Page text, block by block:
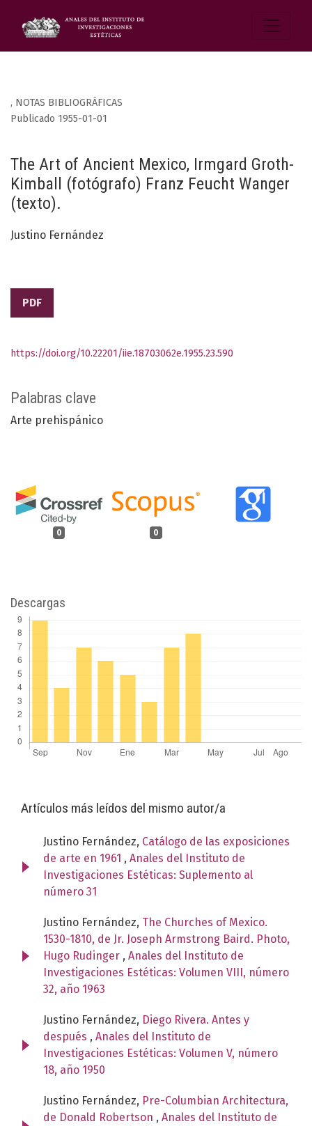
, NOTAS BIBLIOGRÁFICAS
The Art of Ancient Mexico, Irmgard Groth-
Kimball (fotógrafo) Franz Feucht Wanger
(texto).
Publicado 1955-01-01
Justino Fernández
PDF
Palabras clave
Arte prehispánico
0 0
https://doi.org/10.22201/iie.18703062e.1955.23.590
Descargas
Artículos más leídos del mismo autor/a
Justino Fernández, Catálogo de las exposiciones
de arte en 1961 , Anales del Instituto de
Investigaciones Estéticas: Suplemento al
número 31
Justino Fernández, The Churches of Mexico.
1530-1810, de Jr. Joseph Armstrong Baird. Photo,
Hugo Rudinger , Anales del Instituto de
Investigaciones Estéticas: Volumen VIII, número
32, año 1963
Justino Fernández, Diego Rivera. Antes y
después , Anales del Instituto de
Investigaciones Estéticas: Volumen V, número
18, año 1950
Justino Fernández, Pre-Columbian Architectura,
de Donald Robertson , Anales del Instituto de